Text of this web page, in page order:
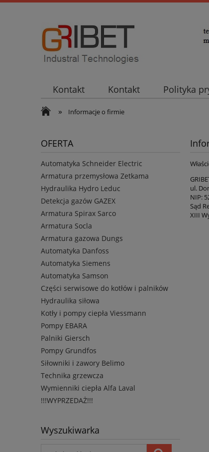
Kontakt Kontakt Polityka
» Informacje o firmie
OFERTA
Automatyka Schneider Electric
Armatura przemysłowa Zetkama
Hydraulika Hydro Leduc
Detekcja gazów GAZEX
Armatura Spirax Sarco
Armatura Socla
Armatura gazowa Dungs
Automatyka Danfoss
Automatyka Siemens
Automatyka Samson
Części serwisowe do kotłów i palników
Hydraulika siłowa
Kotły i pompy ciepła Viessmann
Pompy EBARA
Palniki Giersch
Pompy Grundfos
Siłowniki i zawory Belimo
Technika grzewcza
Wymienniki ciepła Alfa Laval
!!!WYPRZEDAŻ!!!
Wyszukiwarka
ul.
NIP:
Sąd
XIII